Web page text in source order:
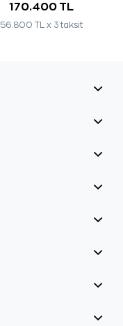
170.400 TL
56.800 TL x 3 taksit